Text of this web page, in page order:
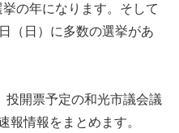
の年になります。そして
（日）に多数の選挙があ
投開票予定の和光市議会議
報情報をまとめます。